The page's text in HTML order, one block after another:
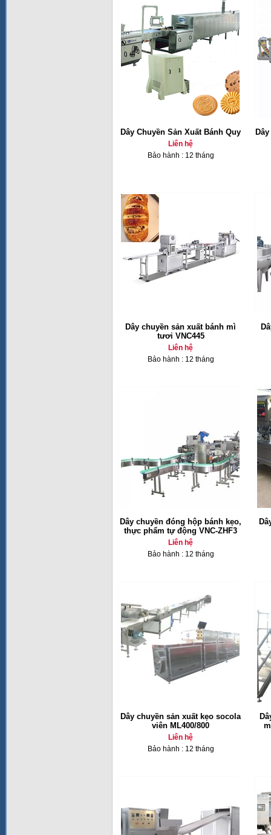
Dây Chuyền Sản Xuất Bánh Quy
Liên hệ
Bảo hành : 12 tháng
Dây chuyền sản xuất bánh mì
tươi VNC445
Liên hệ
Bảo hành : 12 tháng
Dây chuyền đóng hộp bánh kẹo,
thực phẩm tự động VNC-ZHF3
Liên hệ
Bảo hành : 12 tháng
Dây chuyền sản xuất kẹo socola
viên ML400/800
Liên hệ
Bảo hành : 12 tháng